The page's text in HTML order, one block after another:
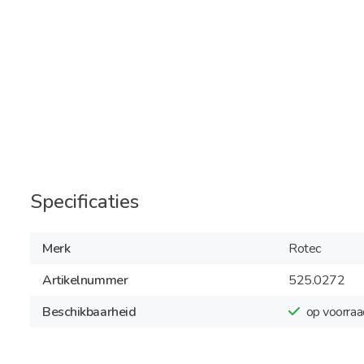
Specificaties
Merk
Rotec
Artikelnummer
525.0272
Beschikbaarheid
op